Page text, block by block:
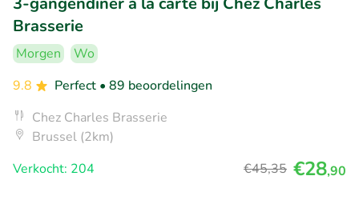
Brasserie
Morgen
Wo
9.8
Perfect • 89 beoordelingen
Chez Charles Brasserie
Brussel (2km)
Verkocht: 204
€45,35 €28,90